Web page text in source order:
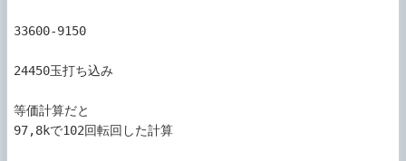
33600-9150
24450玉打ち込み
等価計算だと
97,8kで102回転回した計算